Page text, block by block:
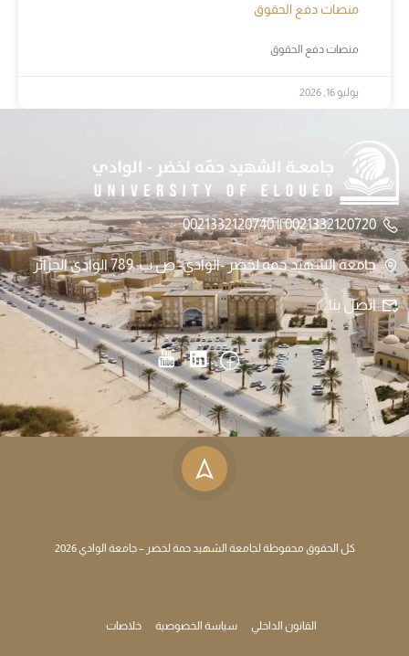
منصات دفع الحقوق
منصات دفع الحقوق
يوليو 16, 2026
0021332120720 || 0021332120740
جامعة الشهيد حمه لخضر -الوادي- ص.ب: 789 الوادي الجزائر
اتصل بنا
كل الحقوق محفوظة لجامعة الشهيد حمة لخضر – جامعة الوادي 2026
القانون الداخلي سياسة الخصوصية خلاصات